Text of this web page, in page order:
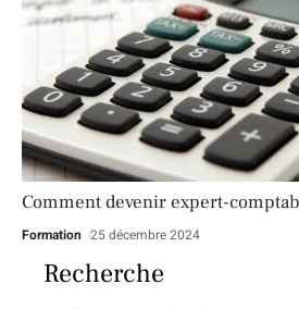
Comment devenir expert-
Formation 25 décembre 2024
Recherche